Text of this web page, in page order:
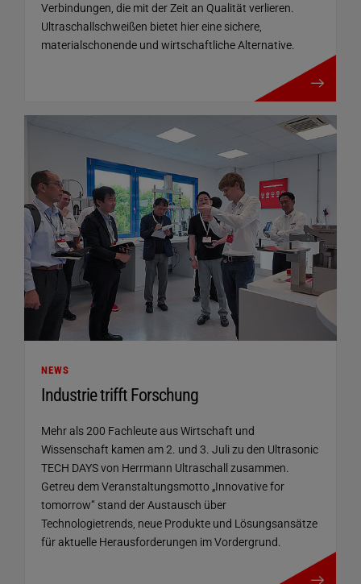
Verbindungen, die mit der Zeit an Qualität verlieren.
Ultraschallschweißen bietet hier eine sichere,
materialschonende und wirtschaftliche Alternative.
mehr details
NEWS
Industrie trifft Forschung
Mehr als 200 Fachleute aus Wirtschaft und
Wissenschaft kamen am 2. und 3. Juli zu den Ultrasonic
TECH DAYS von Herrmann Ultraschall zusammen.
Getreu dem Veranstaltungsmotto „Innovative for
tomorrow“ stand der Austausch über
Technologietrends, neue Produkte und Lösungsansätze
für aktuelle Herausforderungen im Vordergrund.
mehr details